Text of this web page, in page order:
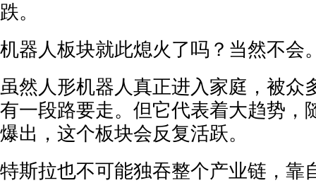
跌。
机器人板块就此熄火了吗？当然不会
虽然人形机器人真正进入家庭，被众
有一段路要走。但它代表着大趋势，
爆出，这个板块会反复活跃。
特斯拉也不可能独吞整个产业链，靠